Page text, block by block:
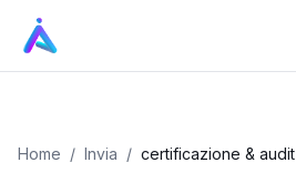
Home / Invia / certificazione & audit